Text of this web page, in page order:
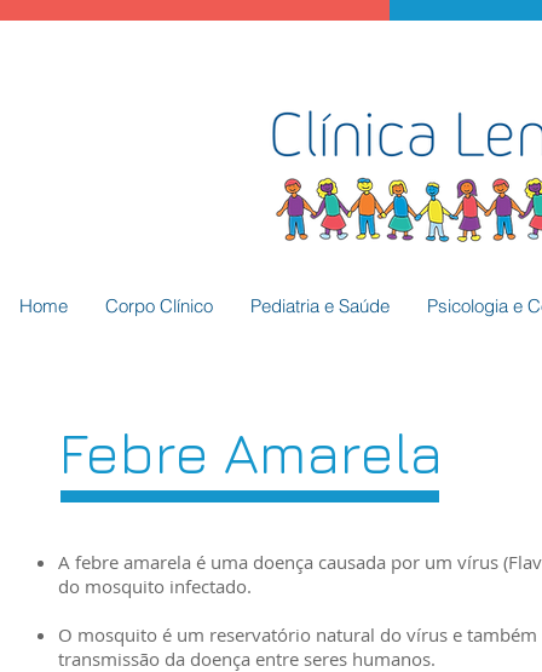
Home Corpo Clínico Pediatria e Saúde Psicologia e
Febre Amarela
A febre amarela é uma doença causada por um vírus
do mosquito infectado.
O mosquito é um reservatório natural do vírus e
transmissão da doença entre seres humanos.